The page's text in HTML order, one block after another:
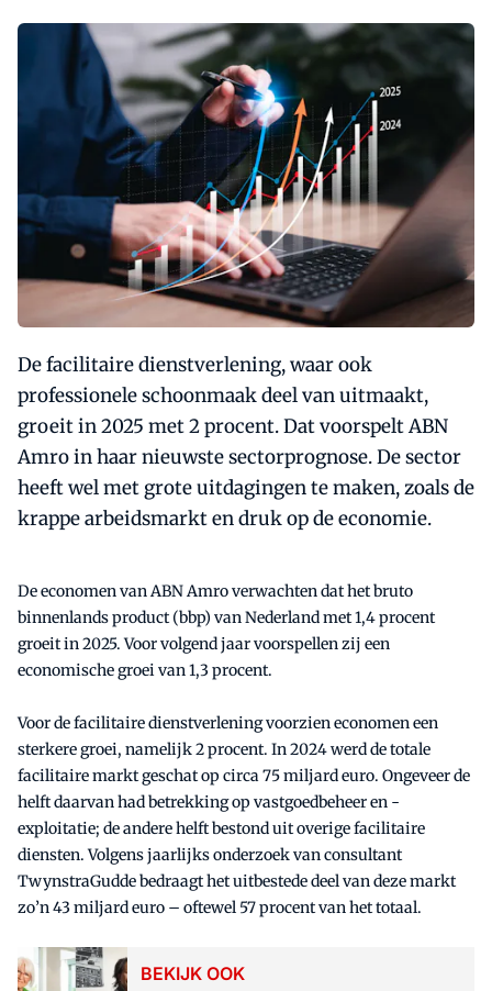
De facilitaire dienstverlening, waar ook
professionele schoonmaak deel van uitmaakt,
groeit in 2025 met 2 procent. Dat voorspelt ABN
Amro in haar nieuwste sectorprognose. De sector
heeft wel met grote uitdagingen te maken, zoals de
krappe arbeidsmarkt en druk op de economie.
De economen van ABN Amro verwachten dat het bruto
binnenlands product (bbp) van Nederland met 1,4 procent
groeit in 2025. Voor volgend jaar voorspellen zij een
economische groei van 1,3 procent.
Voor de facilitaire dienstverlening voorzien economen een
sterkere groei, namelijk 2 procent. In 2024 werd de totale
facilitaire markt geschat op circa 75 miljard euro. Ongeveer de
helft daarvan had betrekking op vastgoedbeheer en -
exploitatie; de andere helft bestond uit overige facilitaire
diensten. Volgens jaarlijks onderzoek van consultant
TwynstraGudde bedraagt het uitbestede deel van deze markt
zo’n 43 miljard euro – oftewel 57 procent van het totaal.
BEKIJK OOK